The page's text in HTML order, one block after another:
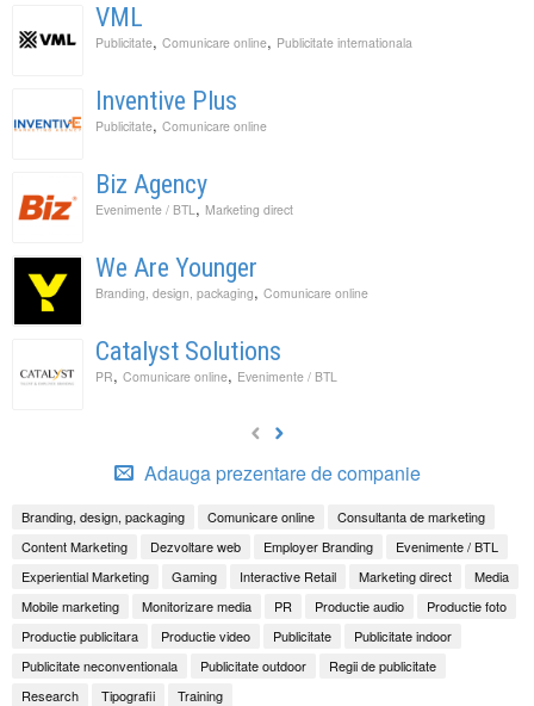
VML
Publicitate, Comunicare online, Publicitate internationala
Inventive Plus
Publicitate, Comunicare online
Biz Agency
Evenimente / BTL , Marketing direct
We Are Younger
Branding, design, packaging, Comunicare online
Catalyst Solutions
PR, Comunicare online, Evenimente / BTL
Adauga prezentare de companie
Branding, design, packaging Comunicare online
Consultanta de marketing
Content Marketing
Dezvoltare web Employer Branding
Evenimente / BTL
Experiential Marketing
Gaming Interactive Retail Marketing direct
Media
Mobile marketing
Monitorizare media PR Productie audio
Productie foto
Productie publicitara
Productie video Publicitate
Publicitate indoor
Publicitate neconventionala
Publicitate outdoor
Regii de publicitate
Research
Tipografii Training